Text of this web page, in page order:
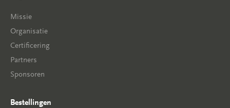
Missie
Organisatie
Certificering
Partners
Sponsoren
Bestellingen